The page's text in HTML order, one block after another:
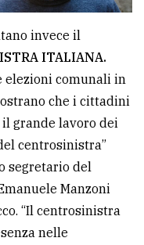
invece il
ITALIANA.
comunali in
che i cittadini
grande lavoro dei
centrosinistra”
segretario del
Manzoni
“Il centrosinistra
nelle